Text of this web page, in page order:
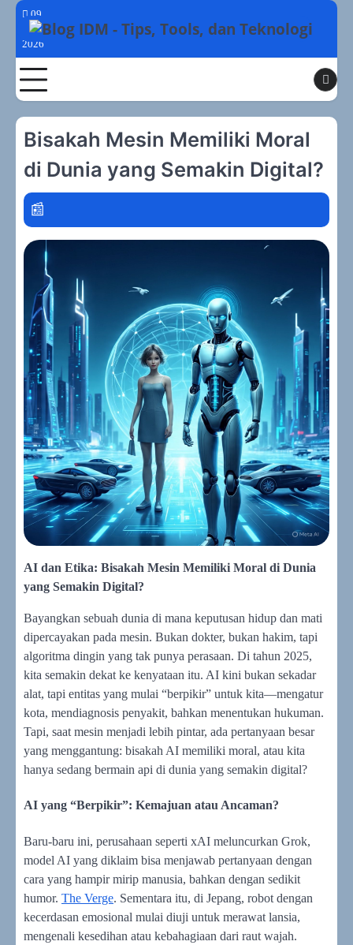
Skip
content
09
Agustus
2026
Toggle
Bisakah Mesin Memiliki Moral
di Dunia yang Semakin Digital?
AI dan Etika: Bisakah Mesin Memiliki Moral di Dunia
yang Semakin Digital?
Bayangkan sebuah dunia di mana keputusan hidup dan mati
dipercayakan pada mesin. Bukan dokter, bukan hakim, tapi
algoritma dingin yang tak punya perasaan. Di tahun 2025,
kita semakin dekat ke kenyataan itu. AI kini bukan sekadar
alat, tapi entitas yang mulai “berpikir” untuk kita—mengatur
kota, mendiagnosis penyakit, bahkan menentukan hukuman.
Tapi, saat mesin menjadi lebih pintar, ada pertanyaan besar
yang menggantung: bisakah AI memiliki moral, atau kita
hanya sedang bermain api di dunia yang semakin digital?
AI yang “Berpikir”: Kemajuan atau Ancaman?
Baru-baru ini, perusahaan seperti xAI meluncurkan Grok,
model AI yang diklaim bisa menjawab pertanyaan dengan
cara yang hampir mirip manusia, bahkan dengan sedikit
humor. The Verge. Sementara itu, di Jepang, robot dengan
kecerdasan emosional mulai diuji untuk merawat lansia,
mengenali kesedihan atau kebahagiaan dari raut wajah.